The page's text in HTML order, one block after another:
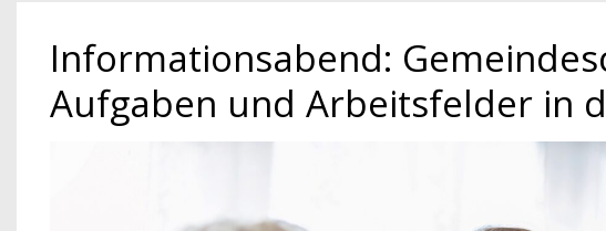
Informationsabend:
Aufgaben und Arbeitsfelder in